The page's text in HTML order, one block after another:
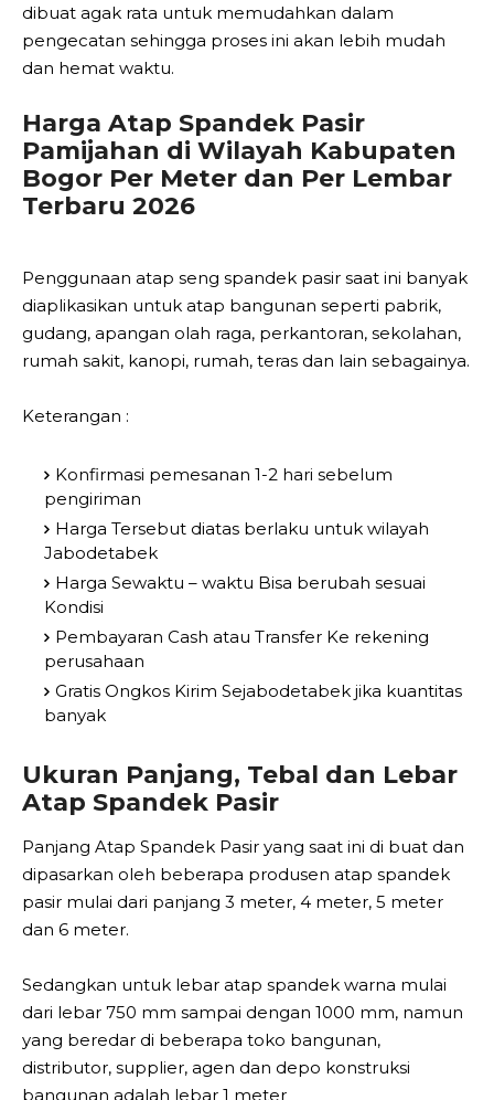
dibuat agak rata untuk memudahkan dalam
pengecatan sehingga proses ini akan lebih mudah
dan hemat waktu.
Harga Atap Spandek Pasir
Pamijahan di Wilayah Kabupaten
Bogor Per Meter dan Per Lembar
Terbaru 2026
Penggunaan atap seng spandek pasir saat ini banyak
diaplikasikan untuk atap bangunan seperti pabrik,
gudang, apangan olah raga, perkantoran, sekolahan,
rumah sakit, kanopi, rumah, teras dan lain sebagainya.
Keterangan :
Konfirmasi pemesanan 1-2 hari sebelum
pengiriman
Harga Tersebut diatas berlaku untuk wilayah
Jabodetabek
Harga Sewaktu – waktu Bisa berubah sesuai
Kondisi
Pembayaran Cash atau Transfer Ke rekening
perusahaan
Gratis Ongkos Kirim Sejabodetabek jika kuantitas
banyak
Ukuran Panjang, Tebal dan Lebar
Atap Spandek Pasir
Panjang Atap Spandek Pasir yang saat ini di buat dan
dipasarkan oleh beberapa produsen atap spandek
pasir mulai dari panjang 3 meter, 4 meter, 5 meter
dan 6 meter.
Sedangkan untuk lebar atap spandek warna mulai
dari lebar 750 mm sampai dengan 1000 mm, namun
yang beredar di beberapa toko bangunan,
distributor, supplier, agen dan depo konstruksi
bangunan adalah lebar 1 meter